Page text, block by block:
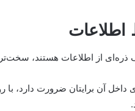
از اطلاعات هستند،
آن برایتان ضرورت دارد، با